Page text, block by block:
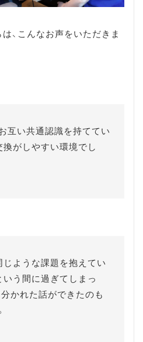
、こんなお声をいただきま
互い共通認識を持ててい
換がしやすい環境でし
じような課題を抱えてい
いう間に過ぎてしまっ
かれた話ができたのも